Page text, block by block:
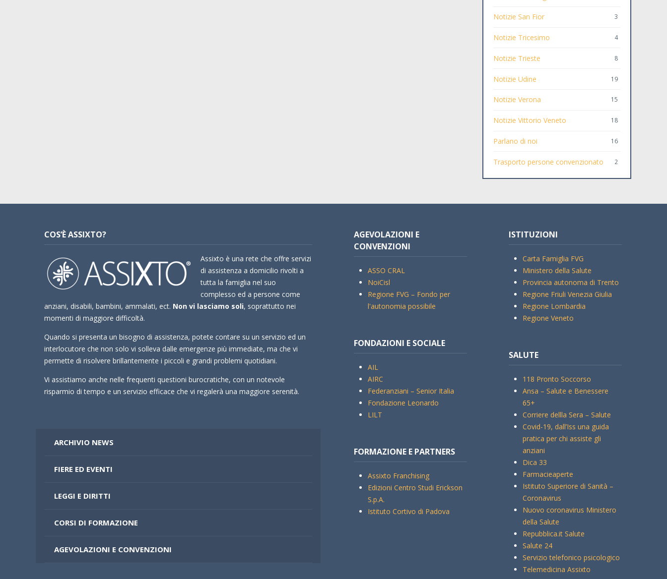
Notizie San Fior 3
Notizie Tricesimo 4
Notizie Trieste 8
Notizie Udine 19
Notizie Verona 15
Notizie Vittorio Veneto 18
Parlano di noi 16
Trasporto persone convenzionato 2
COS’È ASSIXTO?
Assixto è una rete che offre servizi
di assistenza a domicilio rivolti a
tutta la famiglia nel suo
complesso ed a persone come
anziani, disabili, bambini, ammalati, ect. Non vi lasciamo soli, soprattutto nei
momenti di maggiore difficoltà.
Quando si presenta un bisogno di assistenza, potete contare su un servizio ed un
interlocutore che non solo vi solleva dalle emergenze più immediate, ma che vi
permette di risolvere brillantemente i piccoli e grandi problemi quotidiani.
Vi assistiamo anche nelle frequenti questioni burocratiche, con un notevole
risparmio di tempo e un servizio efficace che vi regalerà una maggiore serenità.
ARCHIVIO NEWS
FIERE ED EVENTI
LEGGI E DIRITTI
CORSI DI FORMAZIONE
AGEVOLAZIONI E CONVENZIONI
AGEVOLAZIONI E
CONVENZIONI
ASSO CRAL
NoiCisl
Regione FVG – Fondo per
l'autonomia possibile
FONDAZIONI E SOCIALE
AIL
AIRC
Federanziani – Senior Italia
Fondazione Leonardo
LILT
FORMAZIONE E PARTNERS
Assixto Franchising
Edizioni Centro Studi Erickson
S.p.A.
Istituto Cortivo di Padova
ISTITUZIONI
Carta Famiglia FVG
Ministero della Salute
Provincia autonoma di Trento
Regione Friuli Venezia Giulia
Regione Lombardia
Regione Veneto
SALUTE
118 Pronto Soccorso
Ansa – Salute e Benessere
65+
Corriere dellla Sera – Salute
Covid-19, dall’Iss una guida
pratica per chi assiste gli
anziani
Dica 33
Farmacieaperte
Istituto Superiore di Sanità –
Coronavirus
Nuovo coronavirus Ministero
della Salute
Repubblica.it Salute
Salute 24
Servizio telefonico psicologico
Telemedicina Assixto